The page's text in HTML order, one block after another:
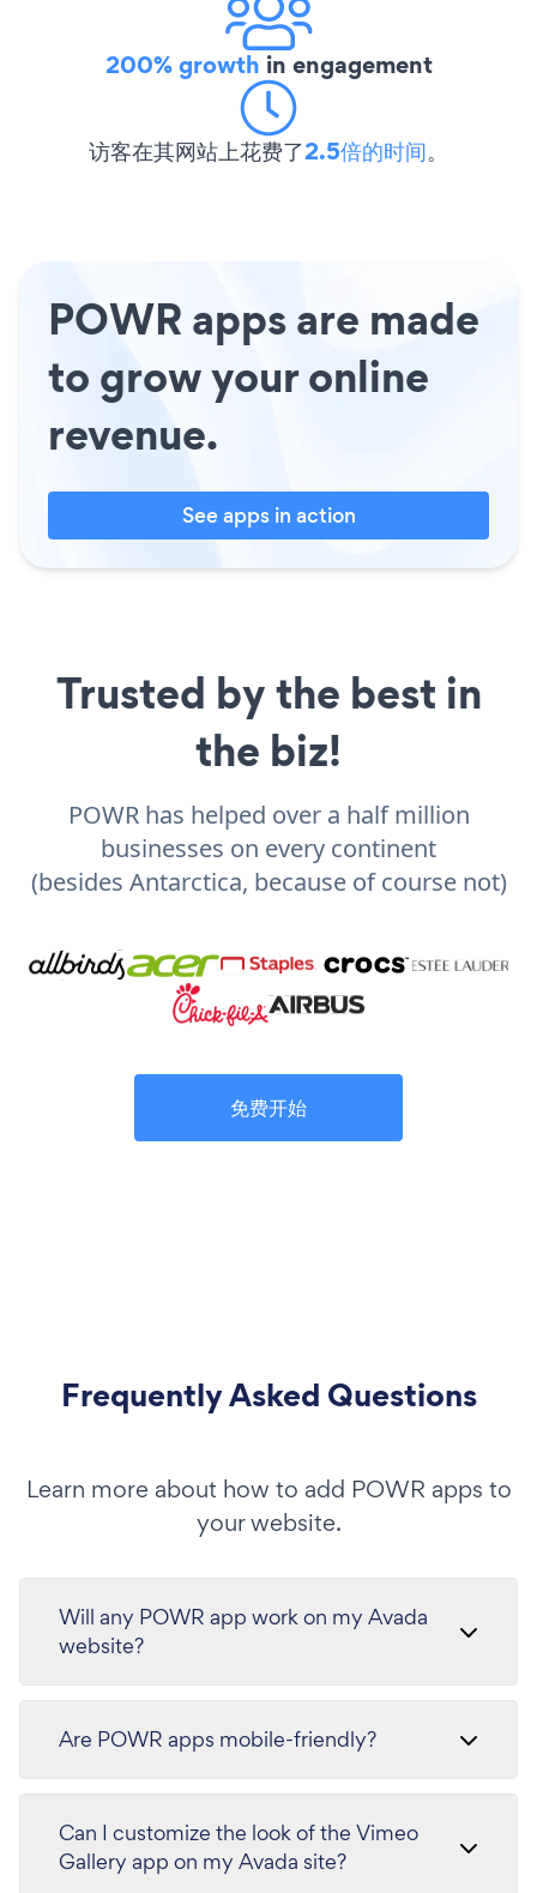
200% growth in engagement
访客在其网站上花费了2.5倍的时间。
POWR apps are made
to grow your online
revenue.
See apps in action
Trusted by the best in
the biz!
POWR has helped over a half million
businesses on every continent
(besides Antarctica, because of course not)
免费开始
Frequently Asked Questions
Learn more about how to add POWR apps to
your website.
Will any POWR app work on my Avada
website?
Are POWR apps mobile-friendly?
Can I customize the look of the Vimeo
Gallery app on my Avada site?